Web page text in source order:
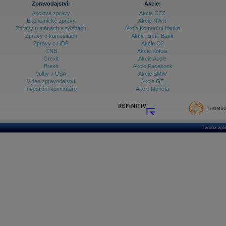
Archiv - Vývoj české koruny
Archiv analýz - Makroukazatele
Ceny průmyslových výrobců - Data a prognózy
Ceny průmyslových výrobců - Graf (ČR)
Ceny průmyslových výrobců - Kalendář (ČR)
Ceny průmyslových výrobců - Zpravodajství
Databanka - Ceny
Zpravodajství:
Akciové zprávy
Ekonomické zprávy
Zprávy o měnách a sazbách
Zprávy o komoditách
Zprávy o HDP
ČNB
Grexit
Brexit
Volby v USA
Video zpravodajství
Investiční komentáře
Akcie:
Akcie ČEZ
Akcie NWR
Akcie Komerční banka
Akcie Erste Bank
Akcie O2
Akcie Kofola
Akcie Apple
Akcie Facebook
Akcie BMW
Akcie GE
Akcie Moneta
Tvorba